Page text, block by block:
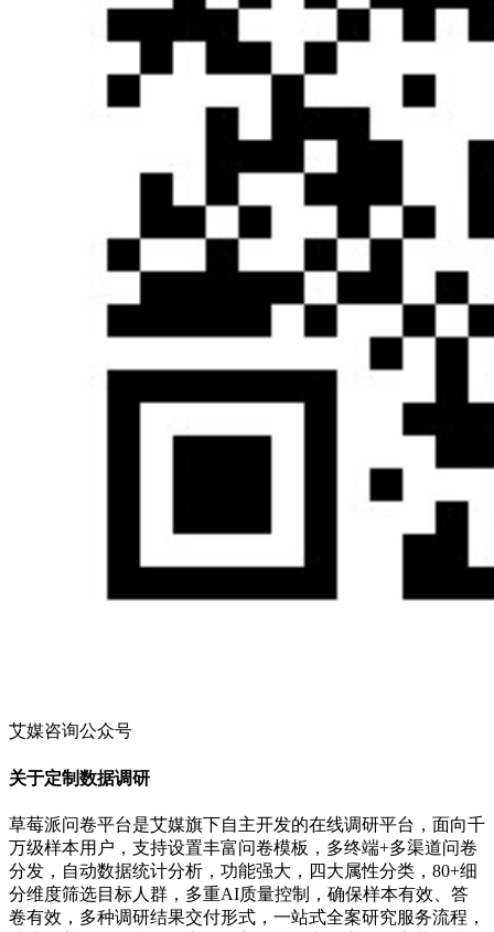
艾媒咨询公众号
关于定制数据调研
草莓派问卷平台是艾媒旗下自主开发的在线调研平台，面向千
万级样本用户，支持设置丰富问卷模板，多终端+多渠道问卷
分发，自动数据统计分析，功能强大，四大属性分类，80+细
分维度筛选目标人群，多重AI质量控制，确保样本有效、答
卷有效，多种调研结果交付形式，一站式全案研究服务流程，